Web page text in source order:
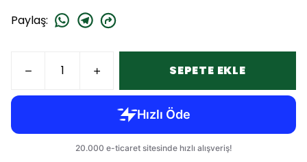
Paylaş:
SEPETE EKLE